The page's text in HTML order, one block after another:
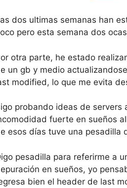
dos ultimas semanas han
pero esta semana dos
otra parte, he estado
un gb y medio
modified, lo que me evita
probando ideas de servers
fuerte en sueños
esos días tuve una pesadilla
pesadilla para referirme a
en sueños, yo
bien el header de last